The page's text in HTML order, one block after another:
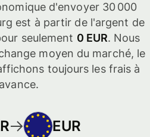
d'envoyer 30 000
est à partir de l'argent de
seulement 0 EUR. Nous
moyen du marché, le
toujours les frais à
EUR